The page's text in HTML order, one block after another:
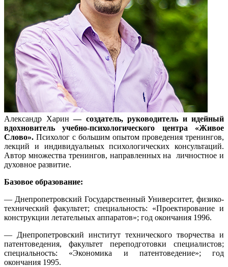
Александр Харин — создатель, руководитель и идейный
вдохновитель учебно-психологического центра «Живое
Слово». Психолог с большим опытом проведения тренингов,
лекций и индивидуальных психологических консультаций.
Автор множества тренингов, направленных на личностное и
духовное развитие.
Базовое образование:
— Днепропетровский Государственный Университет, физико-
технический факультет; специальность: «Проектирование и
конструкции летательных аппаратов»; год окончания 1996.
— Днепропетровский институт технического творчества и
патентоведения, факультет переподготовки специалистов;
специальность: «Экономика и патентоведение»; год
окончания 1995.